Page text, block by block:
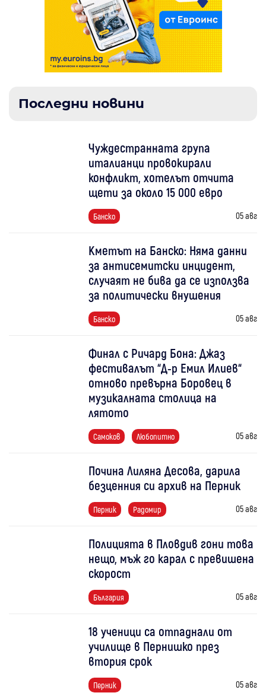
Последни новини
Чуждестранната група
италианци провокирали
конфликт, хотелът отчита
щети за около 15 000 евро
Банско 05 авг
Кметът на Банско: Няма данни
за антисемитски инцидент,
случаят не бива да се използва
за политически внушения
Банско 05 авг
Финал с Ричард Бона: Джаз
фестивалът “Д-р Емил Илиев“
отново превърна Боровец в
музикалната столица на
лятото
Самоков Любопитно 05 авг
Почина Лиляна Десова, дарила
безценния си архив на Перник
Перник Радомир 05 авг
Полицията в Пловдив гони това
нещо, мъж го карал с превишена
скорост
България 05 авг
18 ученици са отпаднали от
училище в Пернишко през
втория срок
Перник 05 авг